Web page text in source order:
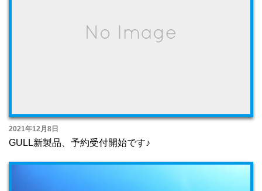
2021年12月8日
GULL新製品、予約受付開始です♪